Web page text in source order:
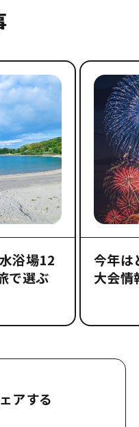
浴場12
で選ぶ
今年は
大会情
アする